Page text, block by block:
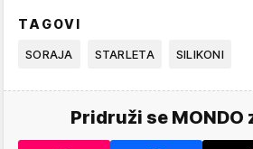
TAGOVI
SORAJA STARLETA SILIKONI
Pridruži se MONDO